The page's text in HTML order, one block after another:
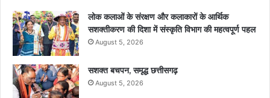
लोक कलाओं के संरक्षण और कलाकारों के आर्थिक
सशक्तीकरण की दिशा में संस्कृति विभाग की महत्वपूर्ण पहल
August 5, 2026
सशक्त बचपन, समृद्ध छत्तीसगढ़
August 5, 2026